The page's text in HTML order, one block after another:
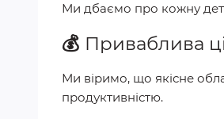
Ми дбаємо про кожну
💰 Приваблива
Ми віримо, що якісне
продуктивністю.